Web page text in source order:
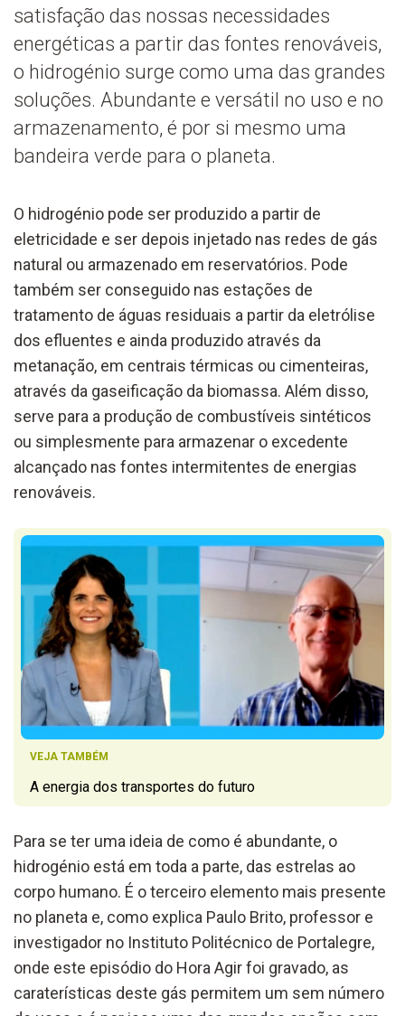
satisfação das nossas necessidades
energéticas a partir das fontes renováveis,
o hidrogénio surge como uma das grandes
soluções. Abundante e versátil no uso e no
armazenamento, é por si mesmo uma
bandeira verde para o planeta.
O hidrogénio pode ser produzido a partir de
eletricidade e ser depois injetado nas redes de gás
natural ou armazenado em reservatórios. Pode
também ser conseguido nas estações de
tratamento de águas residuais a partir da eletrólise
dos efluentes e ainda produzido através da
metanação, em centrais térmicas ou cimenteiras,
através da gaseificação da biomassa. Além disso,
serve para a produção de combustíveis sintéticos
ou simplesmente para armazenar o excedente
alcançado nas fontes intermitentes de energias
renováveis.
VEJA TAMBÉM
A energia dos transportes do futuro
Para se ter uma ideia de como é abundante, o
hidrogénio está em toda a parte, das estrelas ao
corpo humano. É o terceiro elemento mais presente
no planeta e, como explica Paulo Brito, professor e
investigador no Instituto Politécnico de Portalegre,
onde este episódio do Hora Agir foi gravado, as
caraterísticas deste gás permitem um sem número